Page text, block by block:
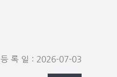
등 록 일 : 2026-07-03